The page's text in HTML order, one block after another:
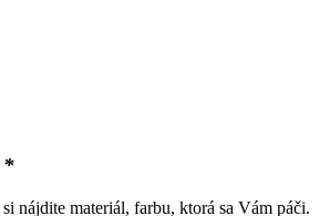
*
nájdite materiál, farbu, ktorá sa Vám páči.